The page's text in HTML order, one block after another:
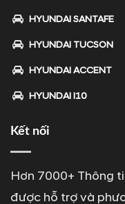
HYUNDAI SANTAFE
HYUNDAI TUCSON
HYUNDAI ACCENT
HYUNDAI I10
Kết nối
Hơn 7000+ Thông
được hỗ trợ và